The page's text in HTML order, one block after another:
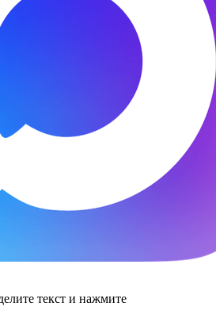
текст и нажмите